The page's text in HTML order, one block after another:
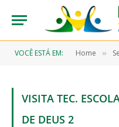
VOCÊ ESTÁ EM: Home »
VISITA TEC.
DE DEUS 2